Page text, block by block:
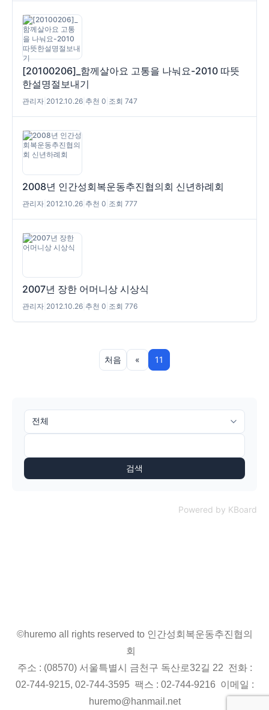
[20100206]_함께살아요 고통을 나눠요-2010 따뜻
한설명절보내기
관리자 2012.10.26 추천 0 조회 747
2008년 인간성회복운동추진협의회 신년하례회
관리자 2012.10.26 추천 0 조회 777
2007년 장한 어머니상 시상식
관리자 2012.10.26 추천 0 조회 776
처음 « 11
검색
Powered by KBoard
©huremo all rights reserved to 인간성회복운동추진협의
회
주소 : (08570) 서울특별시 금천구 독산로32길 22 전화 :
02-744-9215, 02-744-3595 팩스 : 02-744-9216 이메일 :
huremo@hanmail.net